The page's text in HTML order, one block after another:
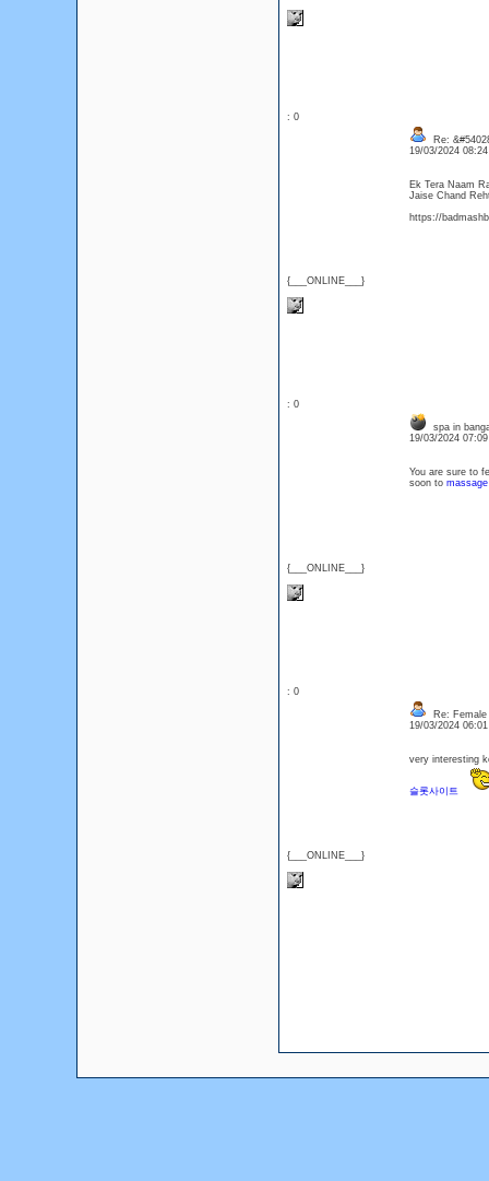
: 0
{___ONLINE___}
Re:
19/03/2024
Ek Tera Naam
Jaise Chand
https://
: 0
{___ONLINE___}
spa in
19/03/2024
You are sure to
soon to
: 0
{___ONLINE___}
Re:
19/03/2024
very interesting
슬롯사이트